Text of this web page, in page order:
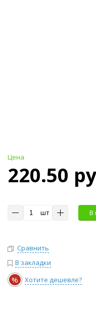
Цена
220.50
шт В
Сравнить
В закладки
% Хотите дешевле?